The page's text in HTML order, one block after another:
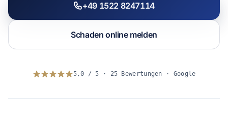
WhatsApp
+49 1522 8247114
Schaden online melden
5,0 / 5 · 25 Bewertungen · Google